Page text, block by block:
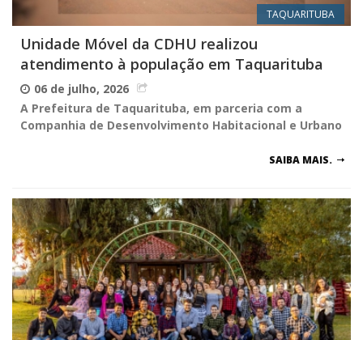
TAQUARITUBA
Unidade Móvel da CDHU realizou
atendimento à população em Taquarituba
06 de julho, 2026
A Prefeitura de Taquarituba, em parceria com a
Companhia de Desenvolvimento Habitacional e Urbano
SAIBA MAIS.